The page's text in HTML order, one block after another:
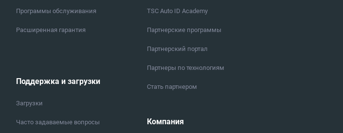
Программы обслуживания
Расширенная гарантия
Поддержка и загрузки
Загрузки
Часто задаваемые вопросы
TSC Auto ID Academy
Партнерские программы
Партнерский портал
Партнеры по технологиям
Стать партнером
Компания